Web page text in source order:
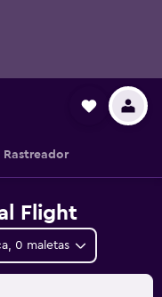
Rastreador
Flight
0 maletas